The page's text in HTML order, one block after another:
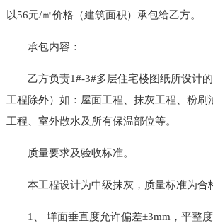
以56元/㎡价格（建筑面积）承包给乙方。
承包内容：
乙方负责1#-3#多层住宅楼图纸所设计
工程除外）如：屋面工程、抹灰工程、粉刷
工程、室外散水及所有保温部位等。
质量要求及验收标准。
本工程设计为中级抹灰，质量标准为合
1、 垟面垂直度允许偏差±3mm，平整